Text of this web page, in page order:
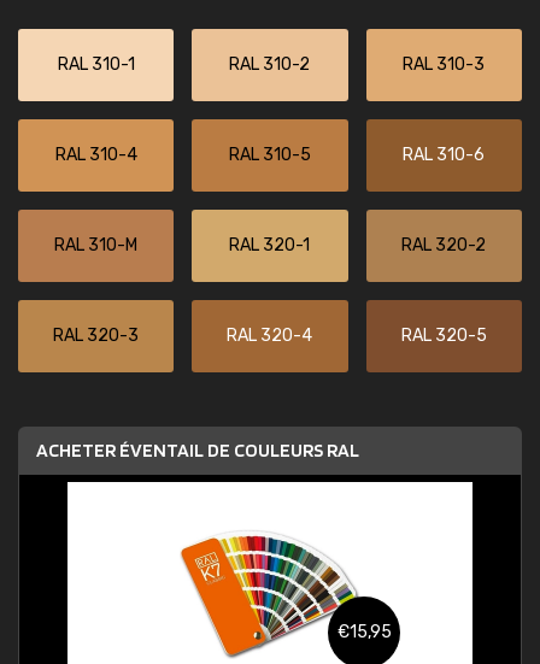
RAL 310-1 RAL 310-2 RAL 310-3
RAL 310-4 RAL 310-5 RAL 310-6
RAL 310-M RAL 320-1 RAL 320-2
RAL 320-3 RAL 320-4 RAL 320-5
ACHETER ÉVENTAIL DE COULEURS RAL
€15,95